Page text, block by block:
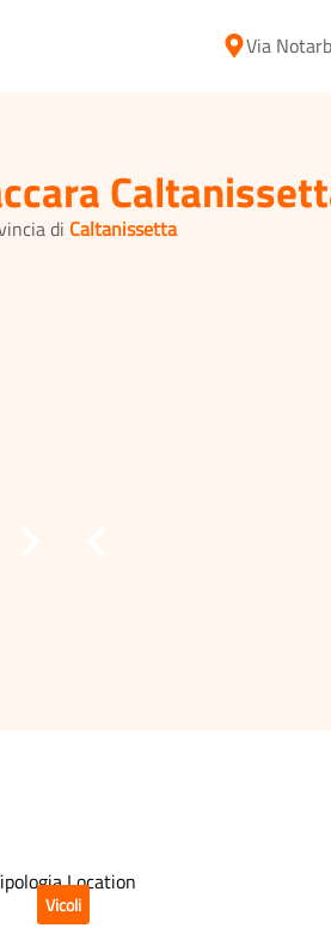
Via
di Caltanissetta
Location
Vicoli